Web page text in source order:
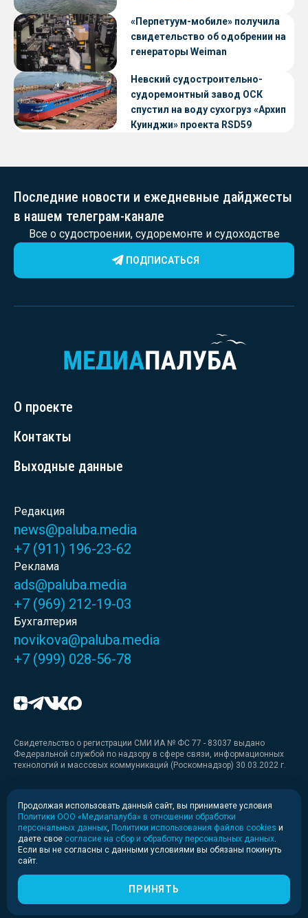
«Перпетуум-мобиле» получила
свидетельство об одобрении на
генераторы Weiman
Невский судостроительно-
судоремонтный завод ОСК
спустил на воду сухогруз «Архип
Куинджи» проекта RSD59
Последние новости и ежедневные дайджесты
в нашем телеграм-канале
Все о судостроении, судоремонте и судоходстве
ПОДПИСАТЬСЯ
О проекте
Контакты
Выходные данные
Редакция
news@paluba.media
+7 (911) 196-23-62
Реклама
ads@paluba.media
+7 (969) 212-19-03
Бухгалтерия
novikova@paluba.media
+7 (999) 028-56-78
Свидетельство о регистрации СМИ ИА № ФС 77 - 83037 выдано
Федеральной службой по надзору в сфере связи, информационных
технологий и массовых коммуникаций (Роскомнадзор) 30.03.2022 г.
Медиакит
Медиакит для печати
Политика конфиденциальности
© 2020-2026 Информационное агентство «Медиапалуба»
Продолжая использовать данный сайт, вы принимаете условия
Политики ООО «Медиапалуба» в отношении обработки
персональных данных Политики использования файлов cookies и
даете свое согласие на сбор и обработку персональных данных
Если вы не согласны с данными условиями вы обязаны покинуть
сайт.
ПРИНЯТЬ